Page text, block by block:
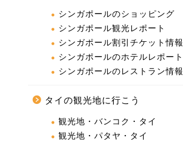
シンガポールのショッピング
シンガポール観光レポート
シンガポール割引チケット情報
シンガポールのホテルレポート
シンガポールのレストラン情報
タイの観光地に行こう
観光地・バンコク・タイ
観光地・パタヤ・タイ